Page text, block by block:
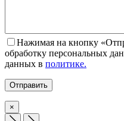
Нажимая на кнопку
обработку персональных
данных в политике.
×